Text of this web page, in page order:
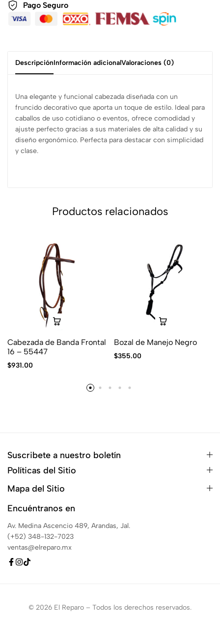
Pago Seguro
DescripciónInformación adicionalValoraciones (0)
Una elegante y funcional cabezada diseñada con un
fruncido decorativo que aporta un toque de estilo. Ideal para
caballos de uso cotidiano o eventos, ofrece comodidad y
ajuste perfecto gracias a sus materiales de alta calidad y su
diseño ergonómico. Perfecta para destacar con simplicidad
y clase.
Productos relacionados
Cabezada de Banda Frontal
16 – 55447
$931.00
Bozal de Manejo Negro
$355.00
Suscribete a nuestro boletín
Políticas del Sitio
Mapa del Sitio
Encuéntranos en
Av. Medina Ascencio 489, Arandas, Jal.
(+52) 348-132-7023
ventas@elreparo.mx
© 2026 El Reparo – Todos los derechos reservados.